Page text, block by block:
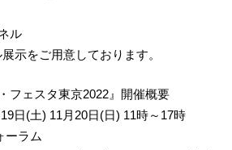
ル
示をご用意しております。
フェスタ東京2022』開催概要
日(土) 11月20日(日) 11時～17時
ラム